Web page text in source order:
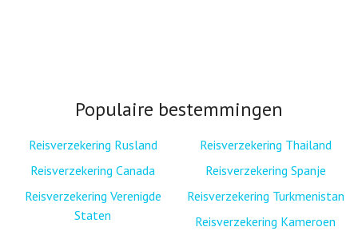
Populaire bestemmingen
Reisverzekering Rusland
Reisverzekering Canada
Reisverzekering Verenigde
Staten
Reisverzekering Thailand
Reisverzekering Spanje
Reisverzekering Turkmenistan
Reisverzekering Kameroen